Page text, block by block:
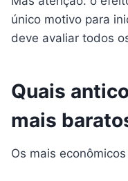
único motivo para
deve avaliar todos
Quais
mais
Os mais